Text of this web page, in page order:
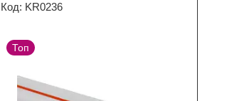
KR0236
Топ